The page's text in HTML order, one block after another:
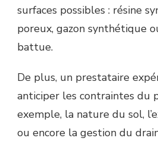
surfaces possibles : résine
poreux, gazon synthétique
battue.
De plus, un prestataire
anticiper les contraintes du
exemple, la nature du sol,
ou encore la gestion du